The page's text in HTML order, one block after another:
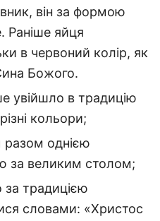
він за формою
Раніше яйця
в червоний колір, як
Божого.
увійшло в традицію
кольори;
разом однією
за великим столом;
за традицією
словами: «Христос